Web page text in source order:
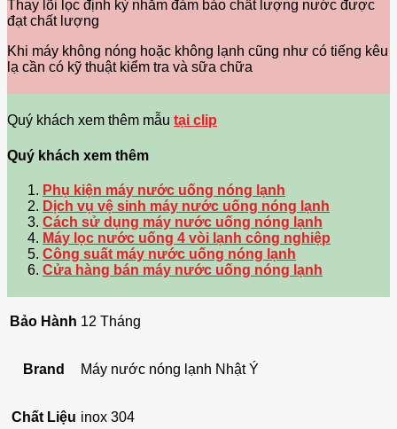
Thay lõi lọc định kỳ nhằm đảm bảo chất lượng nước được
đạt chất lượng
Khi máy không nóng hoặc không lạnh cũng như có tiếng kêu
lạ cần có kỹ thuật kiểm tra và sữa chữa
Quý khách xem thêm mẫu tại clip
Quý khách xem thêm
Phụ kiện máy nước uống nóng lạnh
Dịch vụ vệ sinh máy nước uống nóng lạnh
Cách sử dụng máy nước uống nóng lạnh
Máy lọc nước uống 4 vòi lạnh công nghiệp
Công suất máy nước uống nóng lạnh
Cửa hàng bán máy nước uống nóng lạnh
Bảo Hành 12 Tháng
Brand Máy nước nóng lạnh Nhật Ý
Chất Liệu inox 304